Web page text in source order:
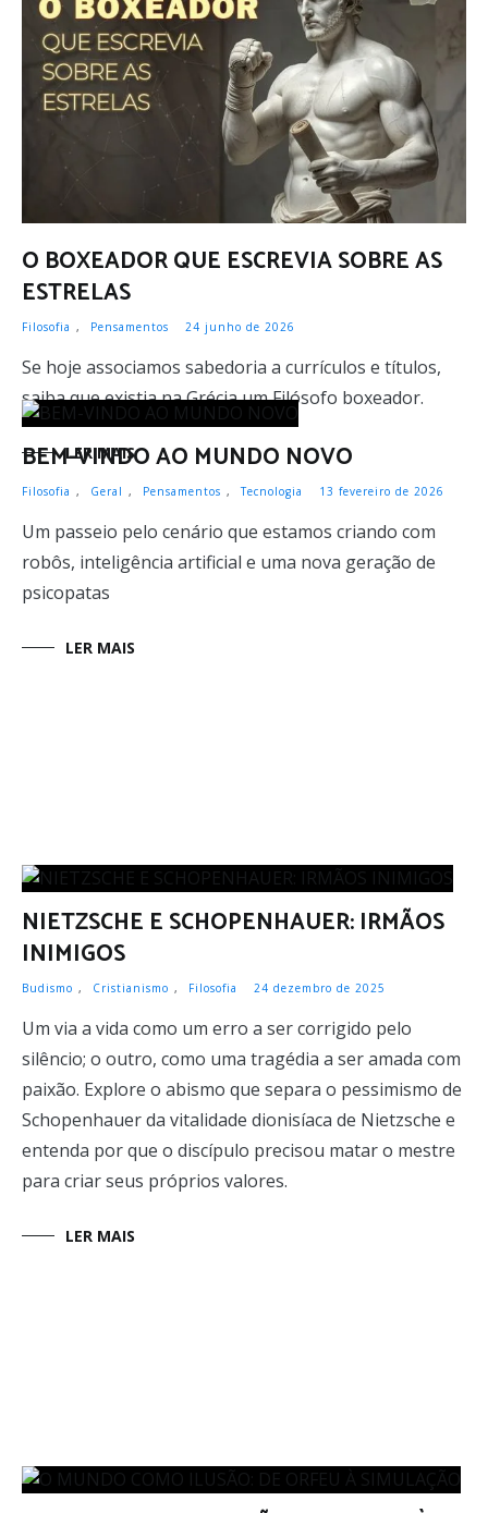
O BOXEADOR QUE ESCREVIA SOBRE AS
ESTRELAS
Filosofia , Pensamentos 24 junho de 2026
Se hoje associamos sabedoria a currículos e títulos,
saiba que existia na Grécia um Filósofo boxeador.
LER MAIS
BEM-VINDO AO MUNDO NOVO
Filosofia , Geral , Pensamentos , Tecnologia 13 fevereiro de 2026
Um passeio pelo cenário que estamos criando com
robôs, inteligência artificial e uma nova geração de
psicopatas
LER MAIS
NIETZSCHE E SCHOPENHAUER: IRMÃOS
INIMIGOS
Budismo , Cristianismo , Filosofia 24 dezembro de 2025
Um via a vida como um erro a ser corrigido pelo
silêncio; o outro, como uma tragédia a ser amada com
paixão. Explore o abismo que separa o pessimismo de
Schopenhauer da vitalidade dionisíaca de Nietzsche e
entenda por que o discípulo precisou matar o mestre
para criar seus próprios valores.
LER MAIS